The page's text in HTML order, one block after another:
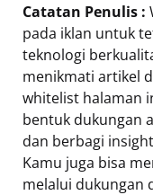
Catatan Penulis :
pada iklan untuk
teknologi
menikmati artikel
whitelist halaman
bentuk dukungan
dan berbagi
Kamu juga bisa
melalui dukungan